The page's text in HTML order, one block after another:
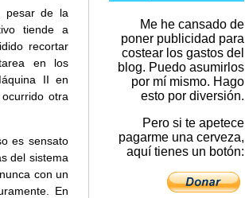
Me he cansado de
poner publicidad para
costear los gastos del
blog. Puedo asumirlos
por mí mismo. Hago
esto por diversión.
Pero si te apetece
pagarme una cerveza,
aquí tienes un botón:
pesar de la
tiende a
recortar
en los
II en
otra
es sensato
del sistema
con un
En